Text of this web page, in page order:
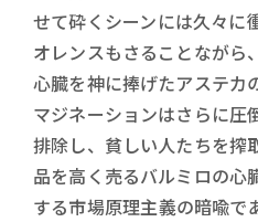
せて砕くシーンには久々に
オレンスもさることながら
心臓を神に捧げたアステカ
マジネーションはさらに圧
排除し、貧しい人たちを搾
品を高く売るバルミロの心
する市場原理主義の暗喩で